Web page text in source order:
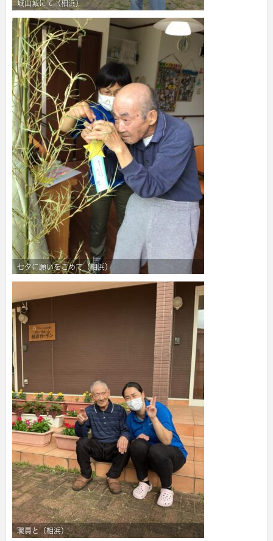
城山城にて（相浜）
七夕に願いをこめて（相浜）
職員と（相浜）